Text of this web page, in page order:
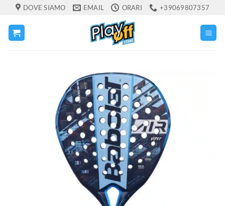
Salta
contenuti
DOVE SIAMO EMAIL ORARI +39069807357